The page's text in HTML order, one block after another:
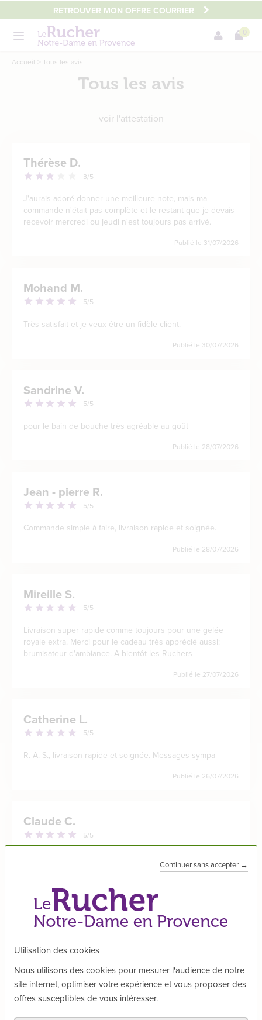
Continuer sans accepter →
Utilisation des cookies
Nous utilisons des cookies pour mesurer l'audience de notre
site internet, optimiser votre expérience et vous proposer des
offres susceptibles de vous intéresser.
au
contenu
RETROUVER MON OFFRE COURRIER
Menu
0
MainAccueil Tous les avis
Tous les avis
voir l'attestation
Thérèse D.
3/5
J'aurais adoré donner une meilleure note, mais ma
commande n'était pas complète et le restant que je devais
recevoir mercredi ou jeudi n'est toujours pas arrivé.
Publié le 31/07/2026
Mohand M.
5/5
Très satisfait et je veux être un fidèle client.
Publié le 30/07/2026
Sandrine V.
5/5
pour le bain de bouche très agréable au goût
Publié le 28/07/2026
Jean - pierre R.
5/5
Commande simple à faire, livraison rapide et soignée.
Publié le 28/07/2026
Mireille S.
5/5
Livraison super rapide comme toujours pour une gelée
royale extra. Merci pour le cadeau très apprécié aussi:
brumisateur d'ambiance. A bientôt les Ruchers
Publié le 27/07/2026
Catherine L.
5/5
R. A. S., livraison rapide et soignée. Messages sympa
Publié le 26/07/2026
Claude C.
5/5
Sylvie D.
22/07/2026